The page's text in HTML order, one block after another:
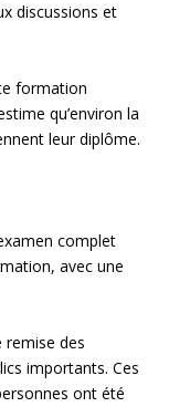
discussions et
formation
qu’environ la
leur diplôme.
complet
avec une
remise des
importants. Ces
ont été